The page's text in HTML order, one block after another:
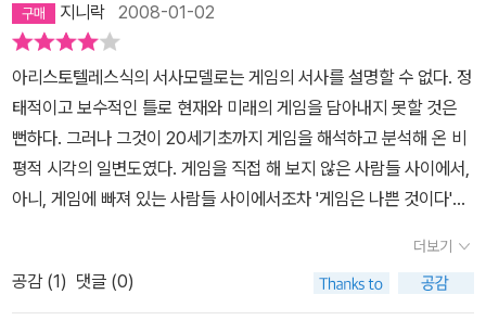
지니락 2008-01-02
아리스토텔레스식의 서사모델로는 게임의 서사를 설명할 수 없다. 정
태적이고 보수적인 틀로 현재와 미래의 게임을 담아내지 못할 것은
뻔하다. 그러나 그것이 20세기초까지 게임을 해석하고 분석해 온 비
평적 시각의 일변도였다. 게임을 직접 해 보지 않은 사람들 사이에서,
아니, 게임에 빠져 있는 사람들 사이에서조차 '게임은 나쁜 것이다'의
불과 얼마전까지 게임은 정말 '나쁜 것'인줄만 알았던 나도게임이 '나
쁜 이유'가 모래성처럼 무너져내리며 새로운 세계로 빠져들고 있다.
(바보상자의 역습 http://blog.naver.com/jinirock78/4578959
더보기
공감 (1) 댓글 (0)